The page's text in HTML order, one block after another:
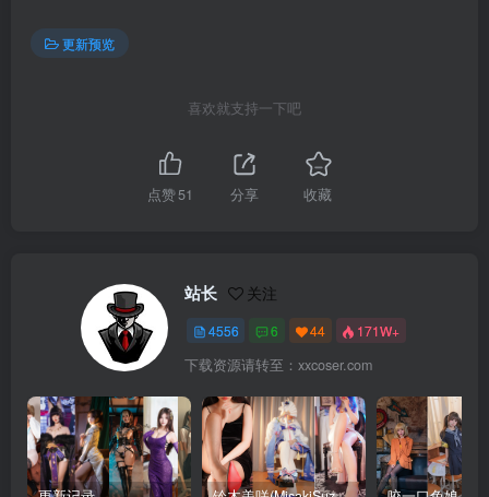
更新预览
喜欢就支持一下吧
点赞51 分享 收藏
站长 关注
4556 6 44 171W+
下载资源请转至：xxcoser.com